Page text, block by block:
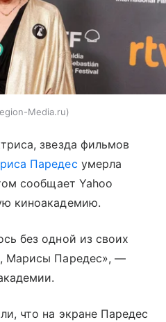
Media.ru
звезда фильмов
Паредес умерла
сообщает Yahoo
киноакадемию.
без одной из своих
Марисы Паредес», —
что на экране Паредес